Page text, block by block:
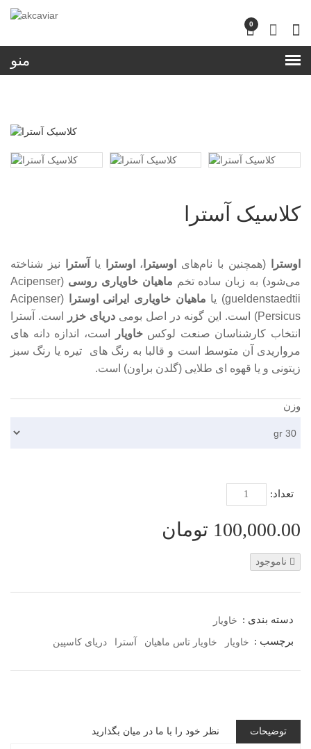
0
کلاسیک آسترا
اوسترا (همچنین با نام‌های اوسیترا ، اوسترا یا آسترا نیز شناخته
می‌شود) به زبان ساده تخم ماهیان خاویاری روسی
(Acipenser
gueldenstaedtii) یا
ماهیان خاویاری ایرانی اوسترا
(Acipenser
Persicus) است. این گونه در اصل بومی
دریای خزر
است. آسترا
انتخاب کارشناسان صنعت لوکسخاویار
است، اندازه دانه های
مرواریدی آن متوسط است و قالبا به رنگ های تیره یا رنگ سبز
زیتونی و یا قهوه ای طلایی (گلدن براون) است.
وزن
تعداد:
100,000.00 تومان
دسته بندی : خاویار
برچسب : خاویار خاویار تاس ماهیان آسترا دریای کاسپین
توضیحات نظر خود را با ما در میان بگذارید